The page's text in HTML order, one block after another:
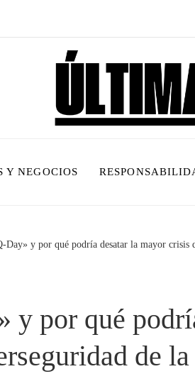
Y NEGOCIOS
Day» y por qué podría desatar la mayor crisis
y por qué
de